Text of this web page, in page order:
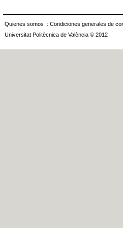
Quienes somos :: Condiciones generales de
Universitat Politècnica de València © 2012